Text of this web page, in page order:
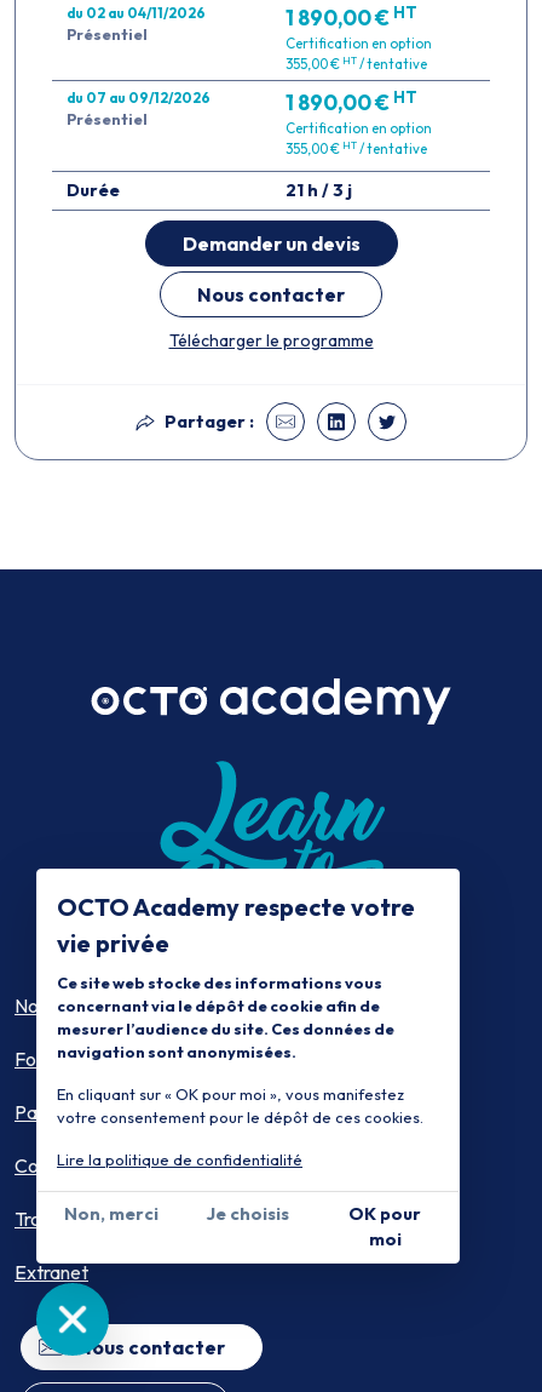
du 02 au 04/11/2026
Présentiel
1 890,00 € HT
Certification en option
355,00 € HT/ tentative
du 07 au 09/12/2026
Présentiel
1 890,00 € HT
Certification en option
355,00 € HT/ tentative
Durée 21 h / 3 j
Demander un devis
Nous contacter
Télécharger le programme
Partager :
Nous connaitre
Formations
Parcours métiers
Conférences
Trouver ma formation
Extranet
Nous contacter
OCTO Academy respecte votre
vie privée
Ce site web stocke des informations vous
concernant via le dépôt de cookie afin de
mesurer l’audience du site. Ces données de
navigation sont anonymisées.
En cliquant sur « OK pour moi », vous manifestez
votre consentement pour le dépôt de ces cookies.
Lire la politique de confidentialité
Non, merci Je choisis
OK pour
moi